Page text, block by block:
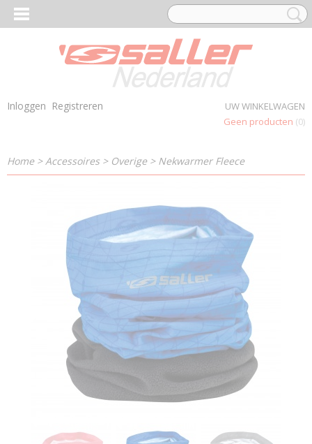
Inloggen Registreren
UW WINKELWAGEN
Geen producten (0)
Home> Accessoires > Overige> Nekwarmer Fleece